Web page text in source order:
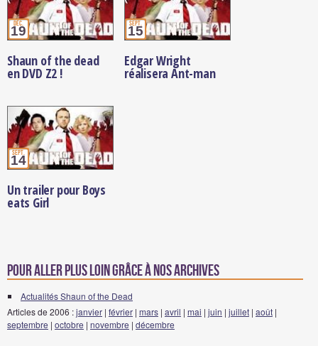
déc.
19
Shaun of the dead
en DVD Z2 !
sept.
15
Edgar Wright
réalisera Ant-man
sept.
14
Un trailer pour Boys
eats Girl
Pour aller plus loin grâce à nos archives
Actualités Shaun of the Dead
Articles de 2006 :janvier | février | mars | avril | mai | juin | juillet | août |
septembre | octobre | novembre | décembre